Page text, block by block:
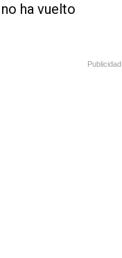
ha vuelto
Publicidad